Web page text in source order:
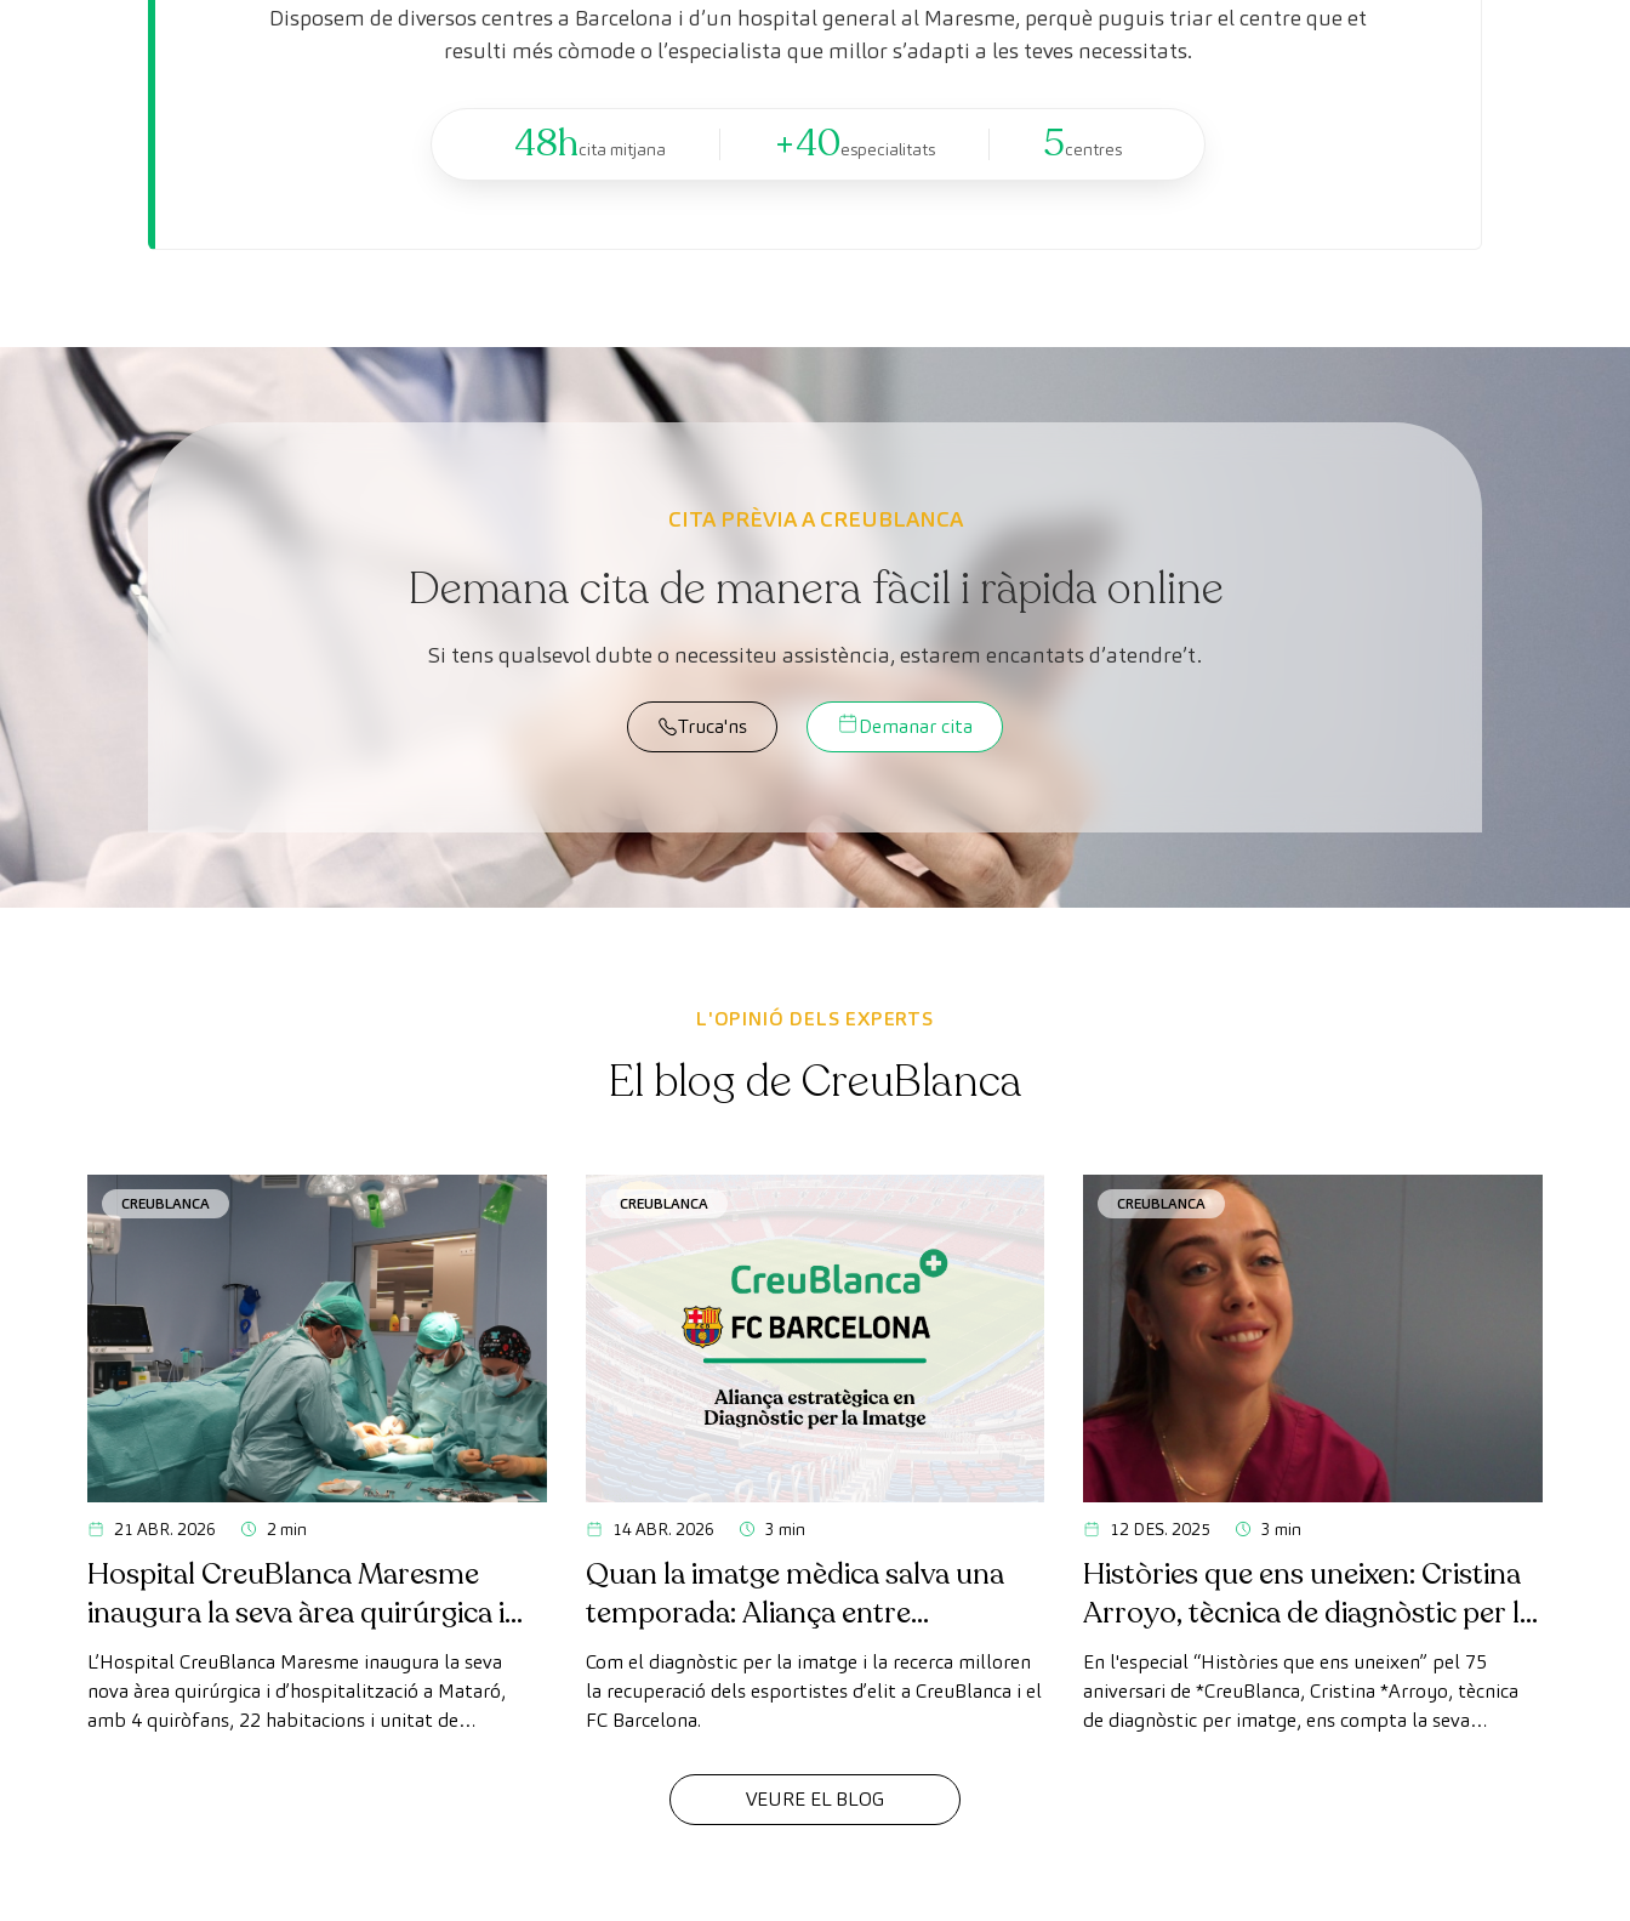
Disposem de diversos centres a Barcelona i d’un hospital general al Maresme, perquè puguis triar el centre que et
resulti més còmode o l’especialista que millor s’adapti a les teves necessitats.
48hcita mitjana +40especialitats 5centres
CITA PRÈVIA A CREUBLANCA
Demana cita de manera fàcil i ràpida online
Si tens qualsevol dubte o necessiteu assistència, estarem encantats d’atendre’t.
Truca'ns Demanar cita
L'OPINIÓ DELS EXPERTS
El blog de CreuBlanca
CREUBLANCA
21 ABR. 2026 2 min
Hospital CreuBlanca Maresme
inaugura la seva àrea quirúrgica i
d’hospitalització
L’Hospital CreuBlanca Maresme inaugura la seva
nova àrea quirúrgica i d’hospitalització a Mataró,
amb 4 quiròfans, 22 habitacions i unitat de
CREUBLANCA
14 ABR. 2026 3 min
Quan la imatge mèdica salva una
temporada: Aliança entre
CreuBlanca i el FC Barcelona
Com el diagnòstic per la imatge i la recerca milloren
la recuperació dels esportistes d’elit a CreuBlanca i el
FC Barcelona.
CREUBLANCA
12 DES. 2025 3 min
Històries que ens uneixen: Cristina
Arroyo, tècnica de diagnòstic per la
imatge
En l'especial “Històries que ens uneixen” pel 75
aniversari de *CreuBlanca, Cristina *Arroyo, tècnica
de diagnòstic per imatge, ens compta la seva
VEURE EL BLOG